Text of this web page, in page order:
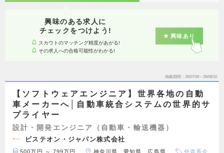
興味のある求人に
チェックをつけよう!
スカウトのマッチング精度があがる!
その求人への合格可能性がわかる!
興味あり
掲載期間 26/07/28～26/08/10
【ソフトウェアエンジニア】世界各地の自動
車メーカーへ│自動車統合システムの世界的サ
プライヤー
設計・開発エンジニア（自動車・輸送機器）
ビステオン・ジャパン株式会社
500万円 ～ 799万円 神奈川県、愛知県、広島県
外資系企